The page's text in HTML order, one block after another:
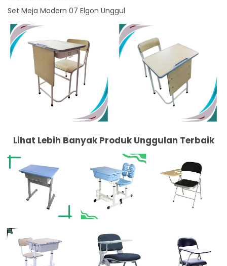
Set Meja Modern 07 Elgon Unggul
Lihat Lebih Banyak Produk Unggulan Terbaik